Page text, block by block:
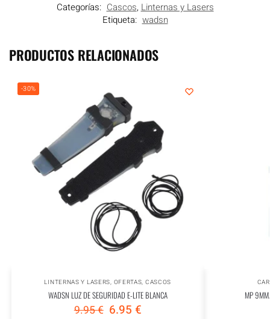
Categorías: Cascos, Linternas y Lasers
Etiqueta: wadsn
PRODUCTOS RELACIONADOS
-30%
LINTERNAS Y LASERS, OFERTAS, CASCOS
WADSN LUZ DE SEGURIDAD E-LITE BLANCA
9.95€ 6.95 €
MP